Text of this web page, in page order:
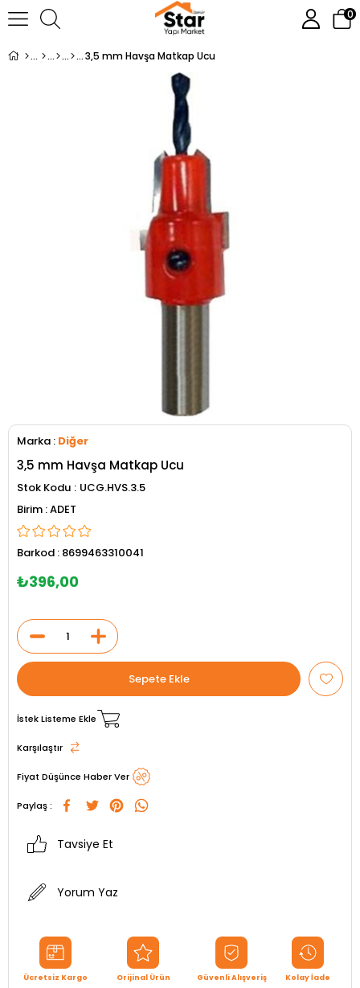
0
3,5 mm Havşa Matkap Ucu
Marka : Diğer
3,5 mm Havşa Matkap Ucu
Stok Kodu
UCG.HVS.3.5
ADET
Barkod : 8699463310041
₺396,00
İstek Listeme Ekle
Karşılaştır
Fiyat Düşünce Haber Ver
Paylaş :
Tavsiye Et
Yorum Yaz
Ücretsiz Kargo
Orijinal Ürün
Güvenli Alışveriş
Kolay İade